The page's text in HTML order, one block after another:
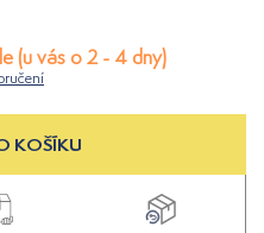
(u vás o 2 - 4 dny)
KOŠÍKU